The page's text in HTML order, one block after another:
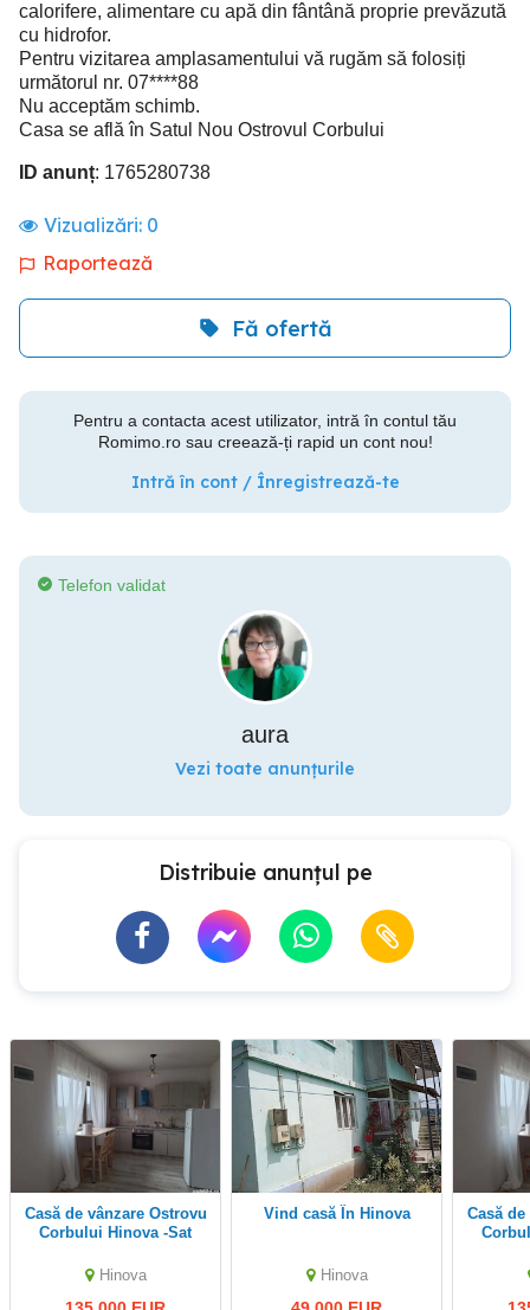
calorifere, alimentare cu apă din fântână proprie prevăzută
cu hidrofor.
Pentru vizitarea amplasamentului vă rugăm să folosiți
următorul nr. 07****88
Nu acceptăm schimb.
Casa se află în Satul Nou Ostrovul Corbului
ID anunț: 1765280738
Vizualizări: 0
Raportează
Fă ofertă
Pentru a contacta acest utilizator, intră în contul tău
Romimo.ro sau creează-ți rapid un cont nou!
Intră în cont / Înregistrează-te
Telefon validat
aura
Vezi toate anunțurile
Distribuie anunțul pe
Casă de vânzare Ostrovu
Corbului Hinova -Sat
Hinova
vind casă În Hinova
Hinova
Casă de vânzare Ostrovu